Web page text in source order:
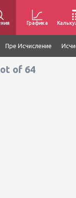
Графика
Пре Исчисление
of 64